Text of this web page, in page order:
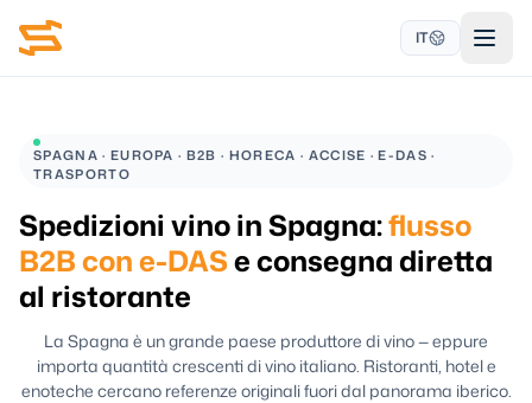
IT
SPAGNA · EUROPA · B2B · HORECA · ACCISE · E-DAS ·
TRASPORTO
Spedizioni vino in Spagna:flusso
B2B con e-DASe consegna diretta
al ristorante
La Spagna è un grande paese produttore di vino — eppure
importa quantità crescenti di vino italiano. Ristoranti, hotel e
enoteche cercano referenze originali fuori dal panorama iberico.